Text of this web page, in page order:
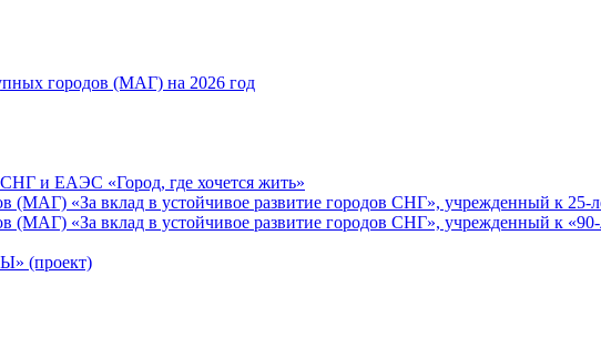
городов (МАГ) на 2026 год
и ЕАЭС «Город, где хочется жить»
«За вклад в устойчивое развитие городов СНГ», учрежденный к 25-
«За вклад в устойчивое развитие городов СНГ», учрежденный к
(проект)